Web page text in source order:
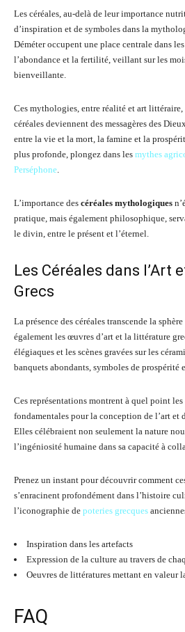
Les céréales, au-delà de leur importance
d’inspiration et de symboles dans la
Déméter occupent une place centrale dans
l’abondance et la fertilité, veillant sur les
bienveillante.
Ces mythologies, entre réalité et art
céréales deviennent des messagères des
entre la vie et la mort, la famine et la
plus profonde, plongez dans les mythes
Perséphone.
L’importance des céréales mythologiques
pratique, mais également philosophique,
le divin, entre le présent et l’éternel.
Les Céréales dans l’Art
Grecs
La présence des céréales transcende la
également les œuvres d’art et la littérature
élégiaques et les scènes gravées sur les
banquets abondants, symboles de
Ces représentations montrent à quel point les
fondamentales pour la conception de l’art et
Elles célébraient non seulement la nature
l’ingéniosité humaine dans sa capacité à
Prenez un instant pour découvrir comment
s’enracinent profondément dans l’histoire
l’iconographie de poteries grecques
Inspiration dans les artefacts
Expression de la culture au travers de
Oeuvres de littératures mettant en valeur
FAQ